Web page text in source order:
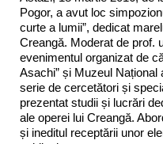
Pogor, a avut loc
curte a lumii”, dedicat
Creangă. Moderat de prof.
evenimentul organizat de
Asachi” și Muzeul
serie de cercetători și
prezentat studii și lucrări
ale operei lui Creangă.
și ineditul receptării unor